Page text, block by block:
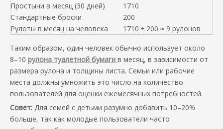
Простыни в месяц (30 дней)
1710
Стандартные броски
200
Рулоты в месяц на человека
1710 ÷ 200 ≈ 9 рулонов
Таким образом, один человек обычно использует около
8–10 рулона туалетной бумаги в месяц, в зависимости от
размера рулона и толщины листа. Семьи или рабочие
места должны умножить это число на количество
пользователей для оценки ежемесячных потребностей.
Совет: Для семей с детьми разумно добавить 10–20%
больше, так как молодые пользователи часто